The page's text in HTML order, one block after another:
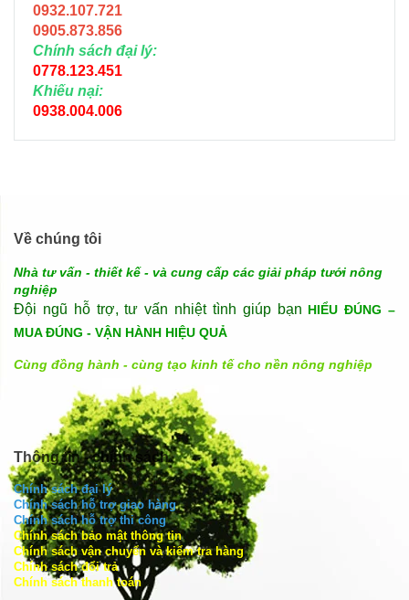
0932.107.721
0905.873.856
Chính sách đại lý:
0778.123.451
Khiếu nại:
0938.004.006
Về chúng tôi
Nhà tư vấn - thiết kế - và cung cấp các giải pháp tưới nông
nghiệp
Đội ngũ hỗ trợ, tư vấn nhiệt tình giúp bạn HIỂU ĐÚNG –
MUA ĐÚNG - VẬN HÀNH HIỆU QUẢ
Cùng đồng hành - cùng tạo kinh tế cho nền nông nghiệp
Thông tin - chính sách
Chính sách đại lý
Chính sách hỗ trợ giao hàng
Chính sách hỗ trợ thi công
Chính sách bảo mật thông tin
Chính sách vận chuyển và kiểm tra hàng
Chính sách đổi trả
Chính sách thanh toán